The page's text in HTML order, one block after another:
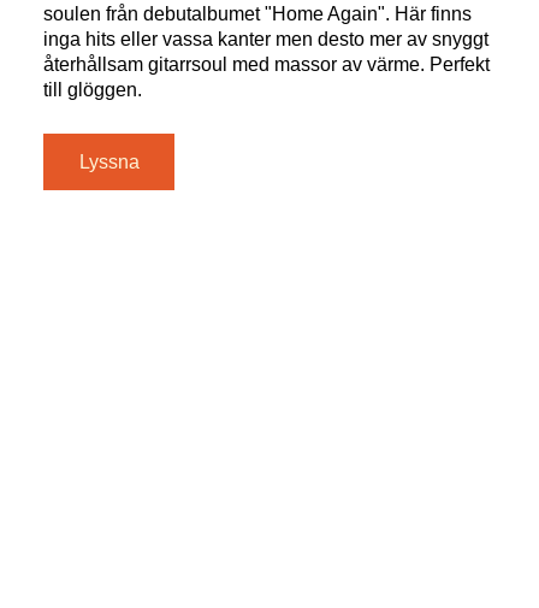
soulen från debutalbumet "Home Again". Här finns
inga hits eller vassa kanter men desto mer av snyggt
återhållsam gitarrsoul med massor av värme. Perfekt
till glöggen.
Lyssna